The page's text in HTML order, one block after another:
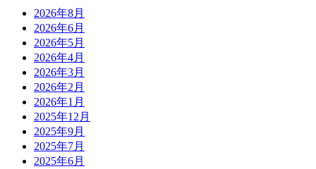
2026年8月
2026年6月
2026年5月
2026年4月
2026年3月
2026年2月
2026年1月
2025年12月
2025年9月
2025年7月
2025年6月